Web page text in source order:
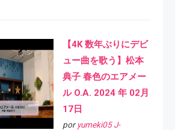
【4K 数年ぶりにデビ
ュー曲を歌う】松本
典子 春色のエアメー
ル O.A. 2024 年 02月
17日
por yumeki05 J-